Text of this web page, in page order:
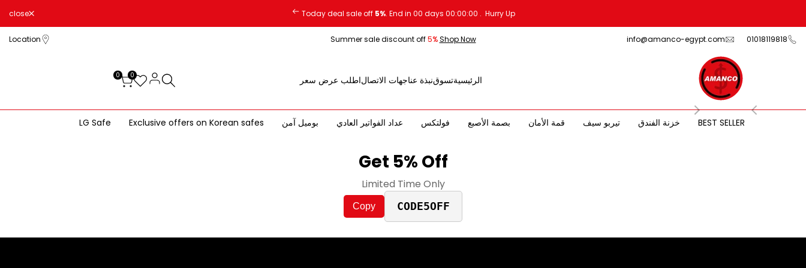
content
Today deal sale off 5%. End in 00 days 00:00:00 . Hurry Up
close
01018119818
info@amanco-egypt.com
Summer sale discount off5% Shop Now
Location
الرئيسيةتسوقنبذة عناجهات الاتصالاطلب عرض سعر 0
0
BEST SELLER خزنة الفندق تيربو سيف قمة الأمان بصمة الأصبع فولتكس عداد الفواتير العادي بوميل آمن Exclusive offers on Korean safes
LG Safe
Get 5% Off
Limited Time Only
CODE5OFF
Copy